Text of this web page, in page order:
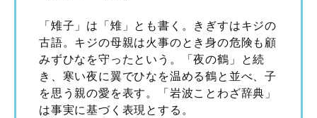
「雉子」は「雉」とも書く。きぎすはキジの
古語。キジの母親は火事のとき身の危険も顧
みずひなを守ったという。「夜の鶴」と続
き、寒い夜に翼でひなを温める鶴と並べ、子
を思う親の愛を表す。「岩波ことわざ辞典」
は事実に基づく表現とする。